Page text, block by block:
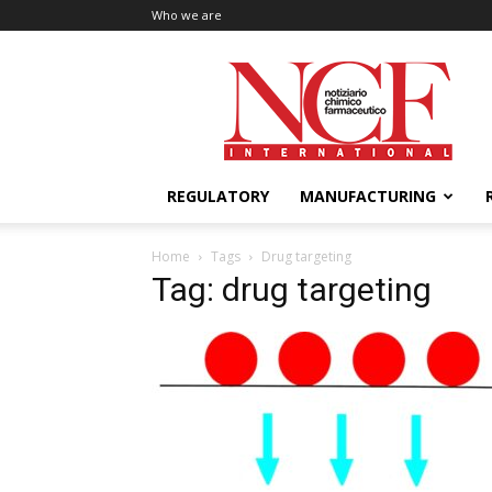
Who we are
NCF
International
REGULATORY MANUFACTURING
Home Tags Drug targeting
Tag: drug targeting